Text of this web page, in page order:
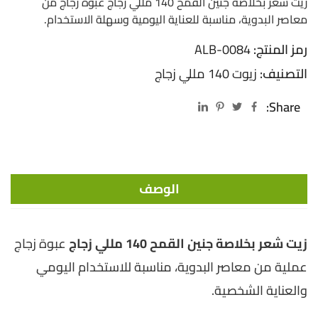
معاصر البدوية، مناسبة للعناية اليومية وسهلة الاستخدام.
رمز المنتج:ALB-0084
التصنيف:زيوت 140 مللي زجاج
Share:
الوصف
زيت شعر بخلاصة جنين القمح 140 مللي زجاج
عبوة زجاج
عملية من معاصر البدوية، مناسبة للاستخدام اليومي
والعناية الشخصية.